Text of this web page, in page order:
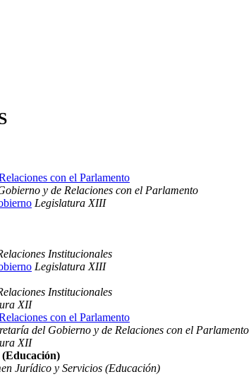
con el Parlamento
y de Relaciones con el Parlamento
Legislatura XIII
Institucionales
Legislatura XIII
Institucionales
XII
con el Parlamento
del Gobierno y de Relaciones con el Parlamento
XII
Jurídico y Servicios (Educación)